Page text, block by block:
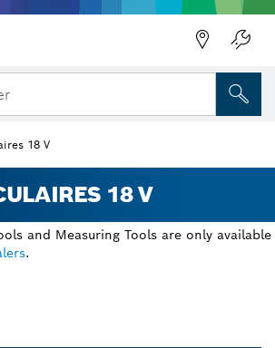
18 V
18 V
and Measuring Tools are only available
.